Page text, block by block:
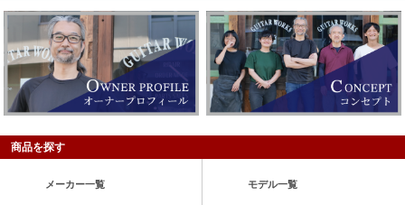
商品を探す
メーカー一覧 モデル一覧